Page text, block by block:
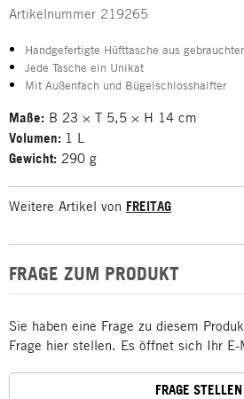
Artikelnummer 219265
Handgefertigte Hüfttasche aus
Jede Tasche ein Unikat
Mit Außenfach und Bügelschlosshalfter
Maße: B 23 × T 5,5 × H 14 cm
Volumen: 1 L
Gewicht: 290 g
Weitere Artikel von FREITAG
FRAGE ZUM PRODUKT
Sie haben eine Frage zu diesem
Frage hier stellen. Es öffnet sich Ihr E-
FRAGE STELLEN